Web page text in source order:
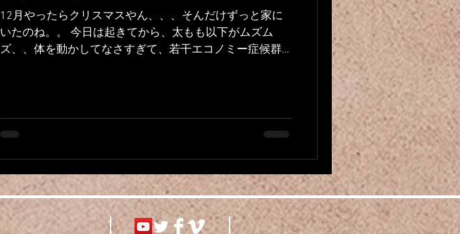
12月やったらクリスマスやん、、、そんだけずっと家に
いたのね。。 今日は起きてから、太もも以下がムズム
ズ、、体を動かしてなさすぎて、若干エコノミー症候群